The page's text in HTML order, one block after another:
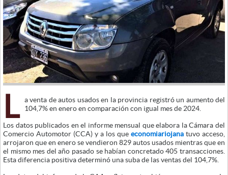
L
a venta de autos usados en la provincia registró un aumento del
104,7% en enero en comparación con igual mes de 2024.
Los datos publicados en el informe mensual que elabora la Cámara del
Comercio Automotor (CCA) y a los que economiariojana tuvo acceso,
arrojaron que en enero se vendieron 829 autos usados mientras que en
el mismo mes del año pasado se habían concretado 405 transacciones.
Esta diferencia positiva determinó una suba de las ventas del 104,7%.